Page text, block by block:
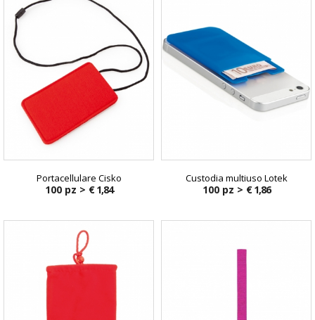
Portacellulare Cisko
100 pz > € 1,84
Custodia multiuso Lotek
100 pz > € 1,86